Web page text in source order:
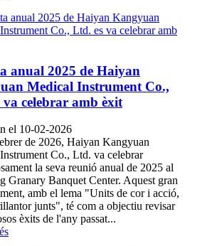
anual 2025 de Haiyan
Medical Instrument Co.,
va celebrar amb èxit
el 10-02-2026
de 2026, Haiyan Kangyuan
Co., Ltd. va celebrar
la seva reunió anual de 2025 al
Granary Banquet Center. Aquest gran
amb el lema "Units de cor i acció,
junts", té com a objectiu revisar
èxits de l'any passat...